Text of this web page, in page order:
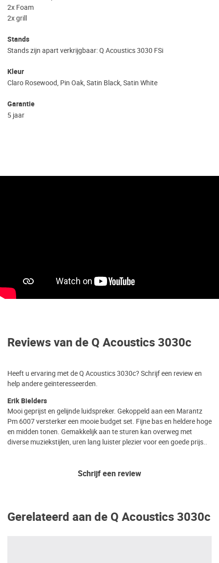
2x Foam
2x grill
Stands
Stands zijn apart verkrijgbaar: Q Acoustics 3030 FSi
Kleur
Claro Rosewood, Pin Oak, Satin Black, Satin White
Garantie
5 jaar
Reviews van de Q Acoustics 3030c
Heeft u ervaring met de Q Acoustics 3030c? Schrijf een review en
help andere geïnteresseerden.
Erik Bielders
Mooi geprijst en gelijnde luidspreker. Gekoppeld aan een Marantz
Pm 6007 versterker een mooie budget set. Fijne bas en heldere hoge
en midden tonen. Gemakkelijk aan te sturen kan overweg met
diverse muziekstijlen, uren lang luister plezier voor een goede prijs..
Schrijf een review
Gerelateerd aan de Q Acoustics 3030c